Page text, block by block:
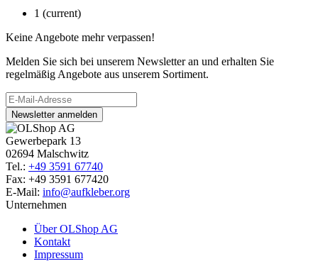
1 (current)
Keine Angebote mehr verpassen!
Melden Sie sich bei unserem Newsletter an und erhalten Sie
regelmäßig Angebote aus unserem Sortiment.
Newsletter anmelden
Gewerbepark 13
02694 Malschwitz
Tel.: +49 3591 67740
Fax: +49 3591 677420
E-Mail: info@aufkleber.org
Unternehmen
Über OLShop AG
Kontakt
Impressum